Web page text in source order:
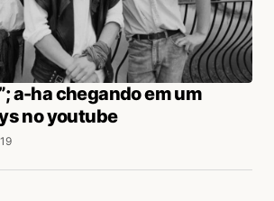
a-ha chegando em um
no youtube